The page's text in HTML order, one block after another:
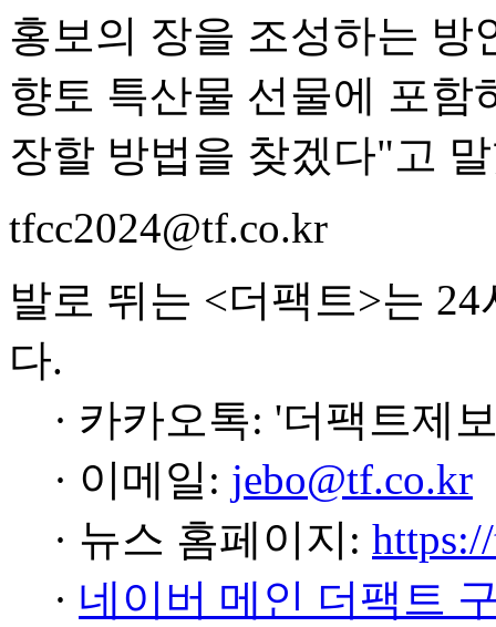
홍보의 장을 조성하는
향토 특산물 선물에 포함
장할 방법을 찾겠다"고
tfcc2024@tf.co.kr
발로 뛰는 <더팩트>는
다.
· 카카오톡: '더팩트제
· 이메일: jebo@tf.co.kr
· 뉴스 홈페이지:
· 네이버 메인 더팩트